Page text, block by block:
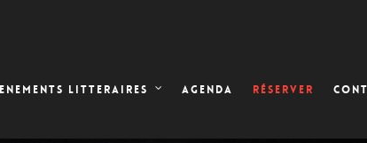
LITTERAIRES AGENDA RÉSERVER